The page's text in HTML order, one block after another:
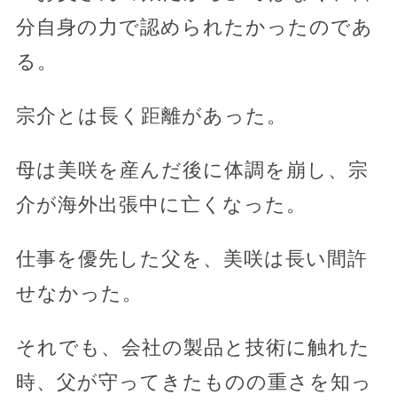
分自身の力で認められたかったのであ
る。
宗介とは長く距離があった。
母は美咲を産んだ後に体調を崩し、宗
介が海外出張中に亡くなった。
仕事を優先した父を、美咲は長い間許
せなかった。
それでも、会社の製品と技術に触れた
時、父が守ってきたものの重さを知っ